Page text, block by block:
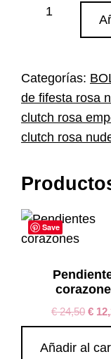
Bolso
cantidad
Categorías:
de fifesta rosa
clutch rosa
clutch rosa
Save
€24,50 €
Añadir al